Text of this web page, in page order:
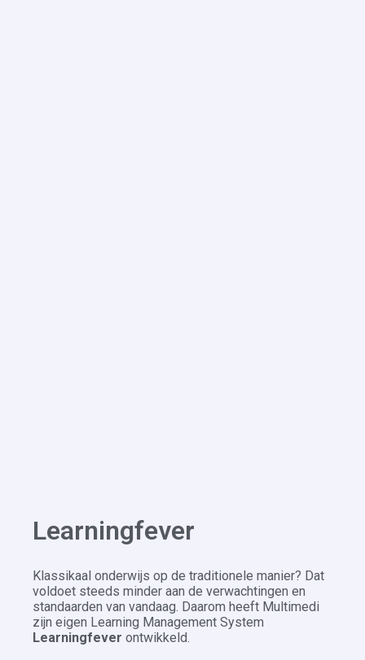
Learningfever
Klassikaal onderwijs op de traditionele manier? Dat
voldoet steeds minder aan de verwachtingen en
standaarden van vandaag. Daarom heeft Multimedi
zijn eigen Learning Management System
Learningfever ontwikkeld.